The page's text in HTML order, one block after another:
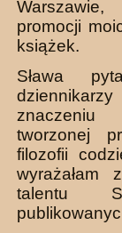
promocji
książek.
Sława
tworzonej
filozofii
wyrażałam
talentu